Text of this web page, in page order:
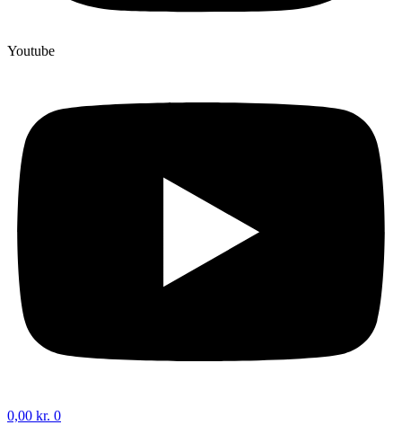
Youtube
0,00 kr. 0